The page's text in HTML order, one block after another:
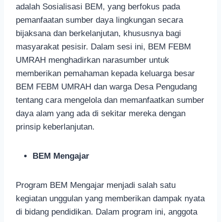
adalah Sosialisasi BEM, yang berfokus pada
pemanfaatan sumber daya lingkungan secara
bijaksana dan berkelanjutan, khususnya bagi
masyarakat pesisir. Dalam sesi ini, BEM FEBM
UMRAH menghadirkan narasumber untuk
memberikan pemahaman kepada keluarga besar
BEM FEBM UMRAH dan warga Desa Pengudang
tentang cara mengelola dan memanfaatkan sumber
daya alam yang ada di sekitar mereka dengan
prinsip keberlanjutan.
BEM Mengajar
Program BEM Mengajar menjadi salah satu
kegiatan unggulan yang memberikan dampak nyata
di bidang pendidikan. Dalam program ini, anggota